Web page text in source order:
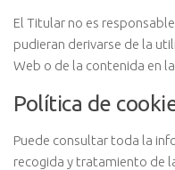
El Titular no es
pudieran derivarse de la
Web o de la contenida en
Política de
Puede consultar toda la
recogida y tratamiento de